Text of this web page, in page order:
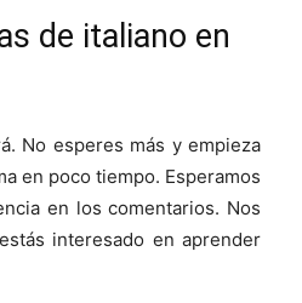
de italiano en
No esperes más y empieza
en poco tiempo. Esperamos
en los comentarios. Nos
interesado en aprender